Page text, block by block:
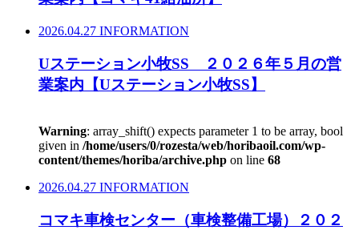
2026.04.27 INFORMATION
Uステーション小牧SS ２０２６年５月の営
業案内【Uステーション小牧SS】
Warning: array_shift() expects parameter 1 to be array, bool
given in /home/users/0/rozesta/web/horibaoil.com/wp-
content/themes/horiba/archive.php on line 68
2026.04.27 INFORMATION
コマキ車検センター（車検整備工場）２０２